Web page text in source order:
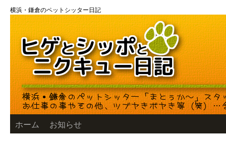
ン
テ
ン
ツ
へ
ス
キ
ッ
プ
横浜・鎌倉のペットシッター日記
ホーム お知らせ